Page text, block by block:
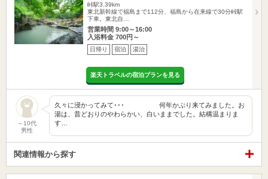
峠駅3.39km
東北新幹線で福島まで112分、福島から在来線で30分峠駅
下車。東北自…
営業時間 9:00～16:00
入浴料金 700円～
日帰り 宿泊 湯治
楽天トラベルの宿泊プランを見る
～10代
男性
久々に浸かってみて･･･ 何年かぶり来てみました。お
湯は、昔どおりのやわらかい、白いままでした。結構温まりま
す…
関連情報から探す